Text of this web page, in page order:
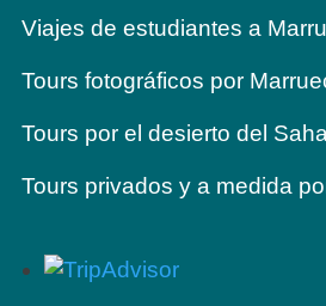
Viajes de estudiantes a
Tours fotográficos por
Tours por el desierto del
Tours privados y a medida